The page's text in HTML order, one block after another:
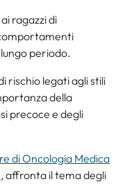
ragazzi di
periodo.
rischio legati agli stili
della
precoce e degli
di Oncologia Medica
, affronta il tema degli